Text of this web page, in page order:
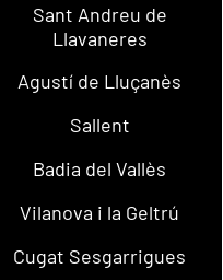
Sant Andreu de
Llavaneres
Agustí de Lluçanès
Sallent
Badia del Vallès
Vilanova i la Geltrú
Cugat Sesgarrigues